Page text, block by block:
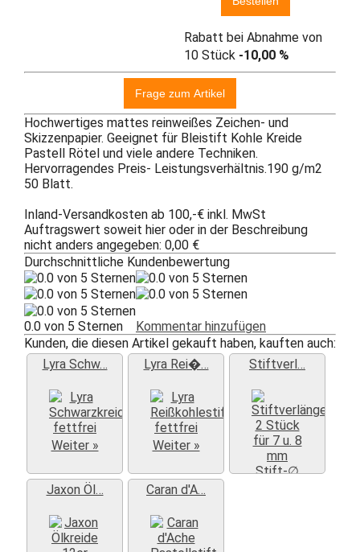
Rabatt bei Abnahme von
10 Stück -10,00 %
Hochwertiges mattes reinweißes Zeichen- und
Skizzenpapier. Geeignet für Bleistift Kohle Kreide
Pastell Rötel und viele andere Techniken.
Hervorragendes Preis- Leistungsverhältnis.190 g/m2
50 Blatt.
Inland-Versandkosten ab 100,-€ inkl. MwSt
Auftragswert soweit hier oder in der Beschreibung
nicht anders angegeben: 0,00 €
Durchschnittliche Kundenbewertung
0.0 von 5 Sternen Kommentar hinzufügen
Kunden, die diesen Artikel gekauft haben, kauften auch:
Lyra Schw…
Weiter »
Lyra Rei�…
Weiter »
Stiftverl…
Jaxon Öl… Caran d'A…